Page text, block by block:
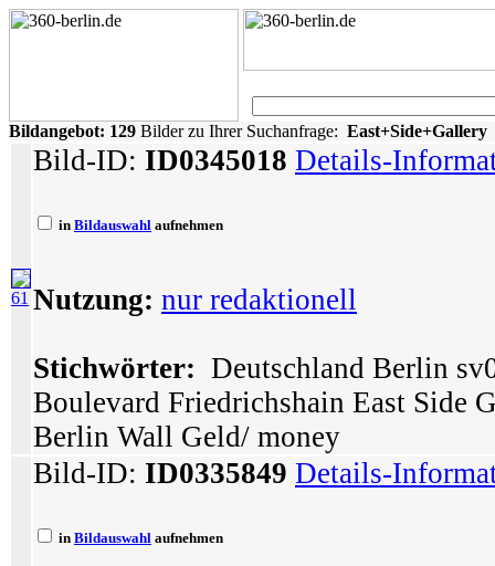
Bildangebot: 129 Bilder zu Ihrer Suchanfrage: East+Side+Gallery
61
Bild-ID: ID0345018 Details-
in Bildauswahl aufnehmen
Nutzung: nur redaktionell
Stichwörter: Deutschland Berlin
Boulevard Friedrichshain East Side
Berlin Wall Geld/ money
Bild-ID: ID0335849 Details-
in Bildauswahl aufnehmen